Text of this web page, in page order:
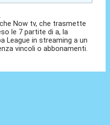
Now tv, che trasmette
le 7 partite di a, la
League in streaming a un
vincoli o abbonamenti.